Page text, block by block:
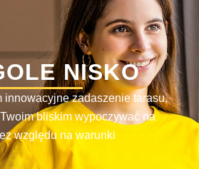
NISKO
innowacyjne zadaszenie tarasu,
bliskim wypoczywać na
względu na warunki